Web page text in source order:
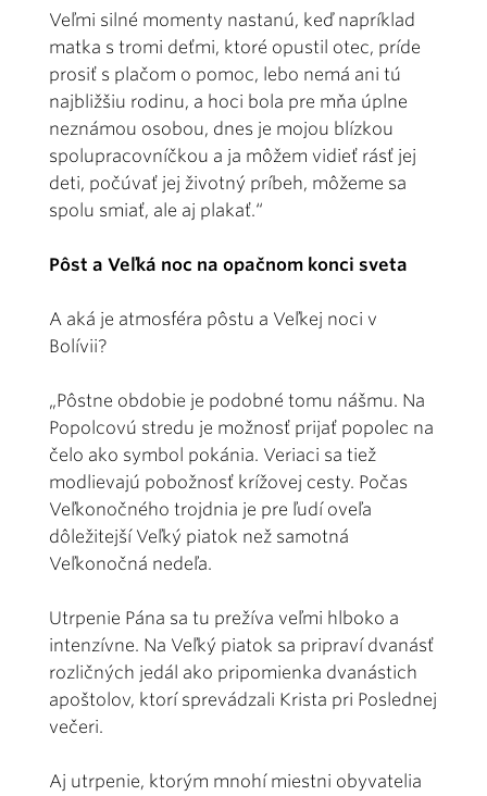
Veľmi silné momenty nastanú, keď napríklad
matka s tromi deťmi, ktoré opustil otec, príde
prosiť s plačom o pomoc, lebo nemá ani tú
najbližšiu rodinu, a hoci bola pre mňa úplne
neznámou osobou, dnes je mojou blízkou
spolupracovníčkou a ja môžem vidieť rásť jej
deti, počúvať jej životný príbeh, môžeme sa
spolu smiať, ale aj plakať.“
Pôst a Veľká noc na opačnom konci sveta
A aká je atmosféra pôstu a Veľkej noci v
Bolívii?
„Pôstne obdobie je podobné tomu nášmu. Na
Popolcovú stredu je možnosť prijať popolec na
čelo ako symbol pokánia. Veriaci sa tiež
modlievajú pobožnosť krížovej cesty. Počas
Veľkonočného trojdnia je pre ľudí oveľa
dôležitejší Veľký piatok než samotná
Veľkonočná nedeľa.
Utrpenie Pána sa tu prežíva veľmi hlboko a
intenzívne. Na Veľký piatok sa pripraví dvanásť
rozličných jedál ako pripomienka dvanástich
apoštolov, ktorí sprevádzali Krista pri Poslednej
večeri.
Aj utrpenie, ktorým mnohí miestni obyvatelia